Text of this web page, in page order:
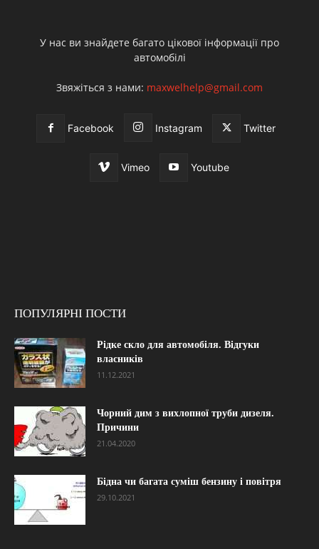
У нас ви знайдете багато цікової інформації про
автомобілі
Звяжіться з нами: maxwelhelp@gmail.com
Facebook Instagram Twitter
Vimeo Youtube
ПОПУЛЯРНІ ПОСТИ
Рідке скло для автомобіля. Відгуки
власників
11.12.2021
Чорний дим з вихлопної труби дизеля.
Причини
21.04.2020
Бідна чи багата суміш бензину і повітря
29.10.2021